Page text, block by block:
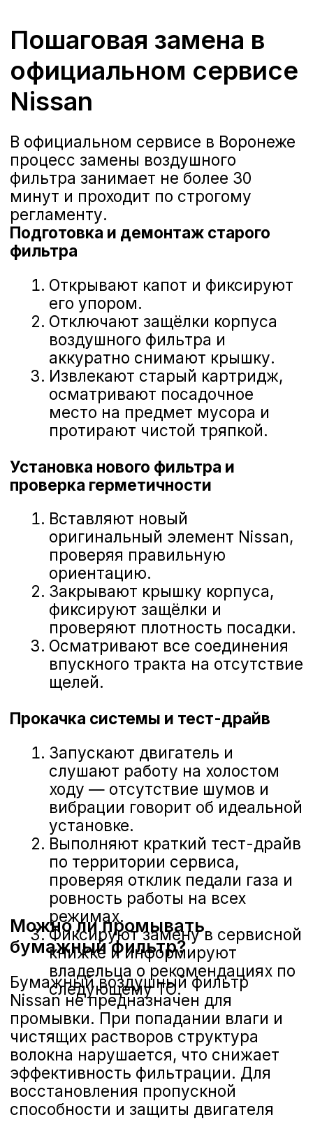
На станции используется заводской
инструмент и диагностические
картриджи и качественные аналоги
по стандартам API/ISO позволяют
обеспечить долговечность и
надёжность системы впуска.
Оставить заявку
Менеджер отдела сервиса
Наталья
Замена воздушного фильтра Nissan
Что включено
Гарантия
Материалы
демонтаж и монтаж корпуса, проверка
уплотнений
по записи, экспресс‑приём
6 месяцев на работу
оригинальный воздушный фильтр Nissan или
сертифицированные аналоги по стандартам ISO
5011/API
480 ₽
Гарантия официального сервиса Nissan
г. Воронеж, Дорожная, 8
+7 (473) 263-85-40